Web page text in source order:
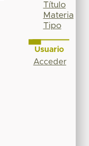
Título
Materia
Tipo
Usuario
Acceder